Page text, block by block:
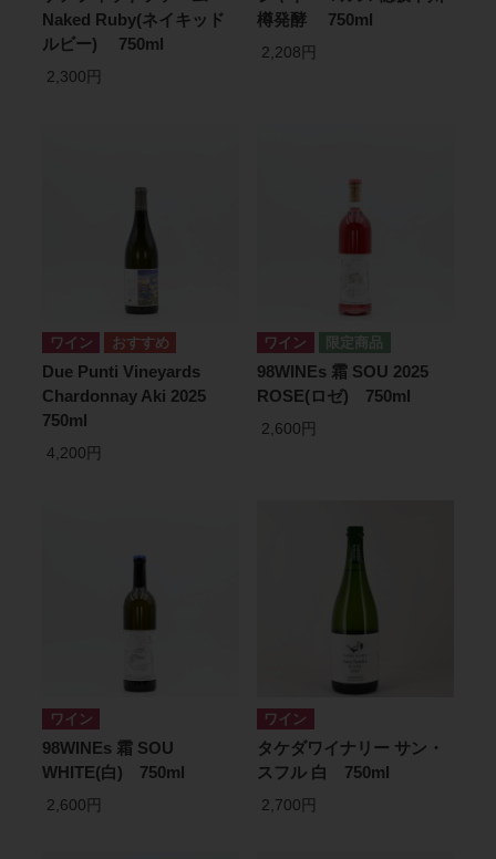
Naked Ruby(ネイキッド
ルビー) 750ml
2,300円
樽発酵 750ml
2,208円
ワイン
Due Punti Vineyards
Chardonnay Aki 2025
750ml
4,200円
ワイン
98WINEs 霜 SOU 2025
ROSE(ロゼ) 750ml
2,600円
ワイン
98WINEs 霜 SOU
WHITE(白) 750ml
2,600円
ワイン
タケダワイナリー サン・
スフル 白 750ml
2,700円